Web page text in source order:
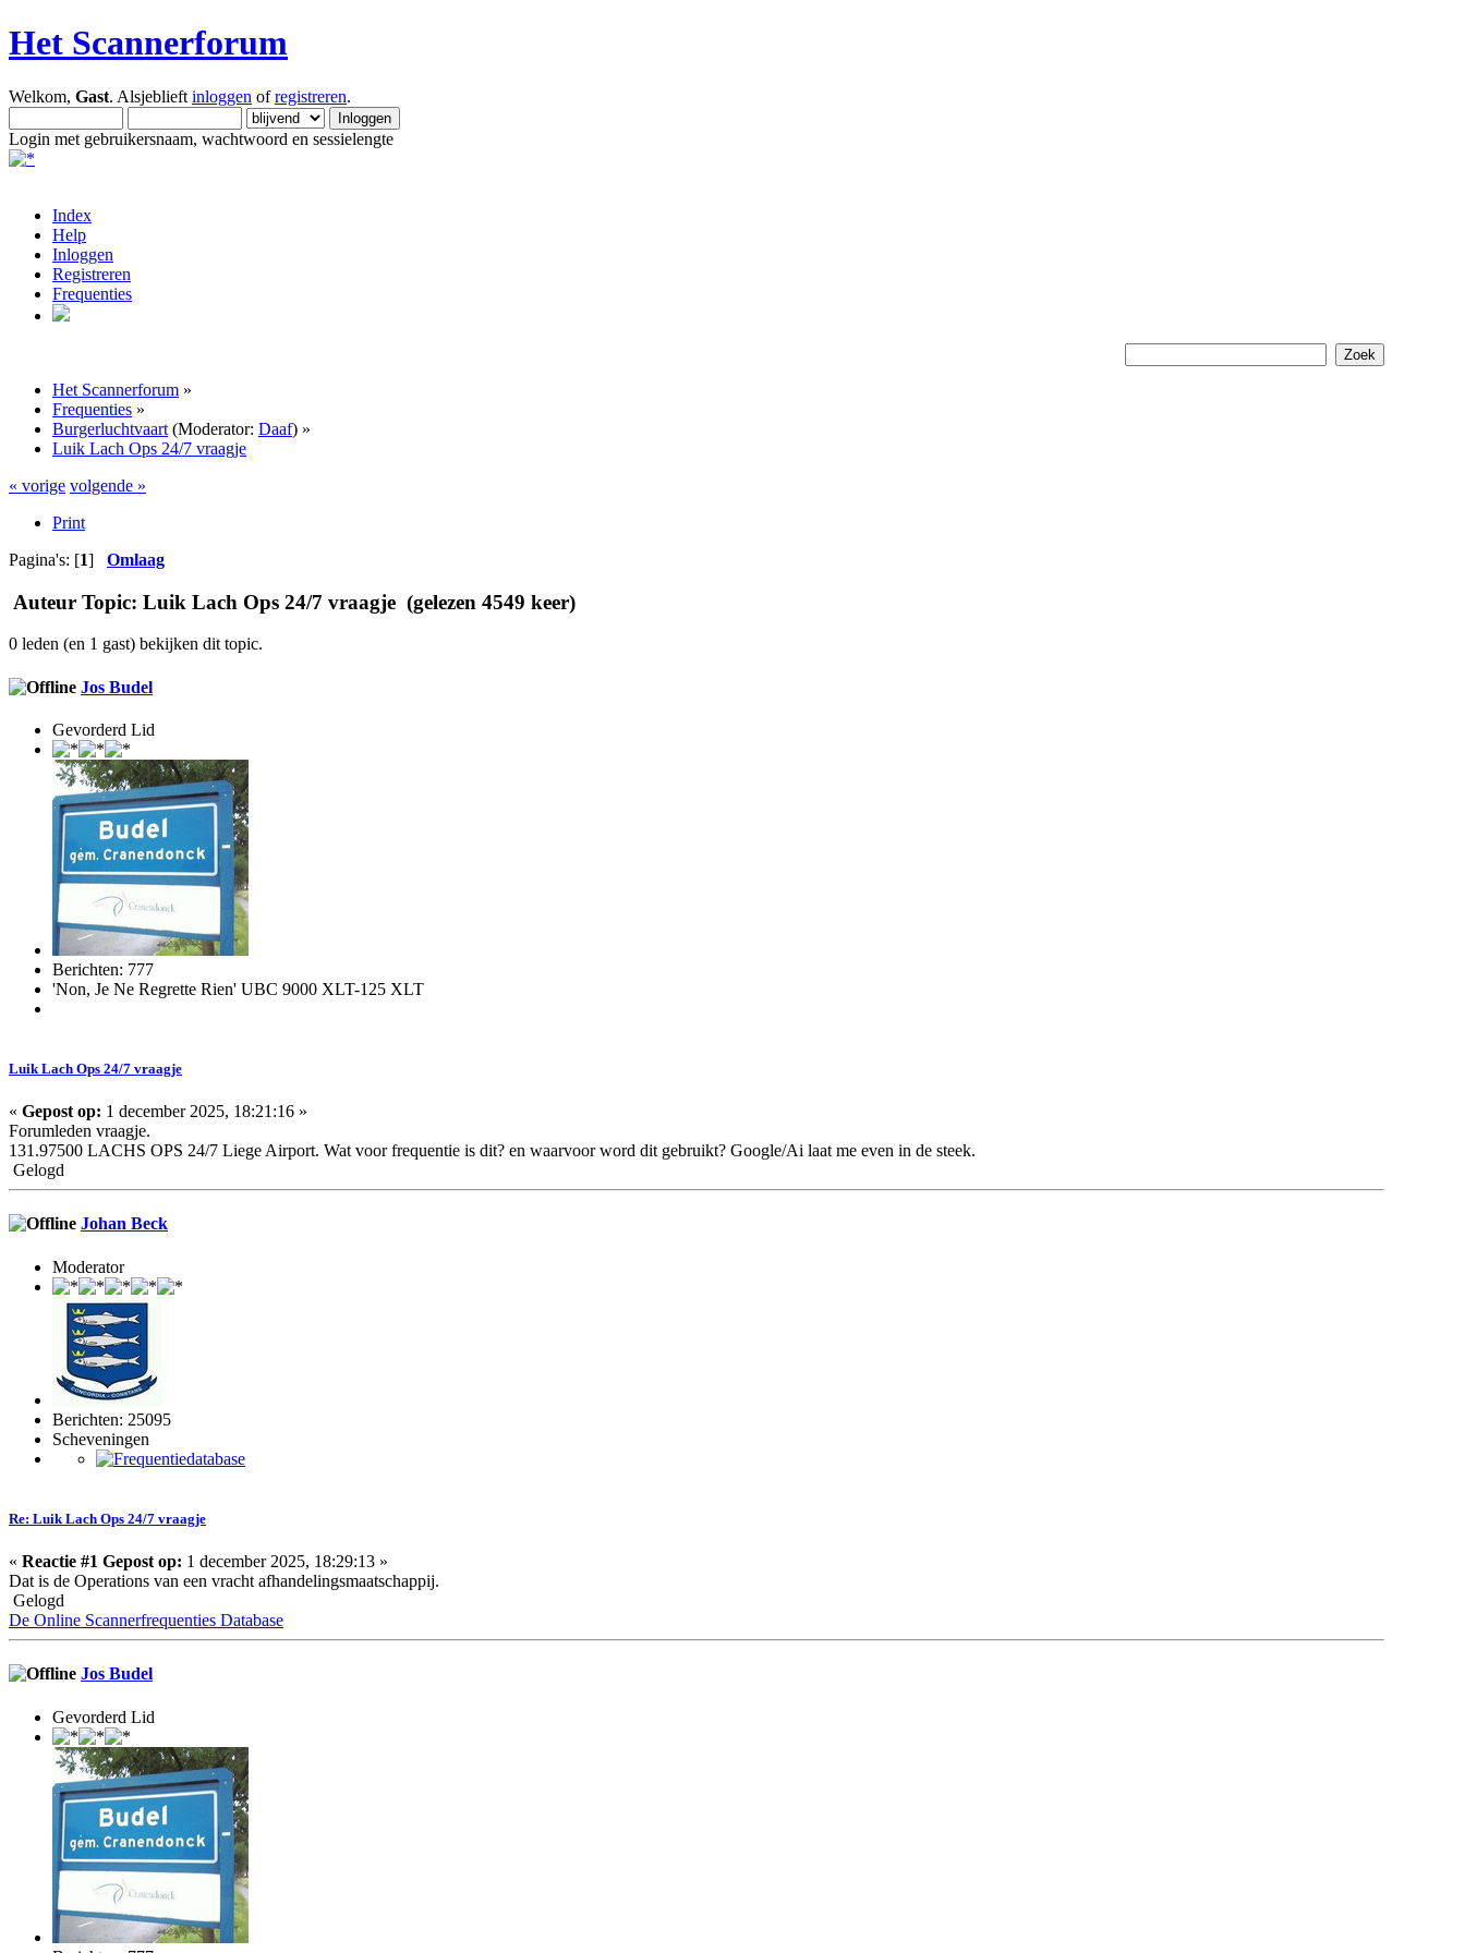
Het Scannerforum
Welkom, Gast. Alsjeblieft inloggen ofregistreren.
Login met gebruikersnaam, wachtwoord en sessielengte
Index
Help
Inloggen
Registreren
Frequenties
Het Scannerforum »
Frequenties »
Burgerluchtvaart (Moderator: Daaf) »
Luik Lach Ops 24/7 vraagje
« vorige volgende »
Print
Pagina's: [1] Omlaag
Auteur Topic: Luik Lach Ops 24/7 vraagje (gelezen 4549 keer)
0 leden (en 1 gast) bekijken dit topic.
Jos Budel
Gevorderd Lid
Berichten: 777
'Non, Je Ne Regrette Rien' UBC 9000 XLT-125 XLT
Luik Lach Ops 24/7 vraagje
« Gepost op: 1 december 2025, 18:21:16 »
Forumleden vraagje.
131.97500 LACHS OPS 24/7 Liege Airport. Wat voor frequentie is dit? en waarvoor word dit gebruikt? Google/Ai laat me even in de steek.
Gelogd
Johan Beck
Moderator
Berichten: 25095
Scheveningen
Re: Luik Lach Ops 24/7 vraagje
« Reactie #1 Gepost op: 1 december 2025, 18:29:13 »
Dat is de Operations van een vracht afhandelingsmaatschappij.
Gelogd
De Online Scannerfrequenties Database
Jos Budel
Gevorderd Lid